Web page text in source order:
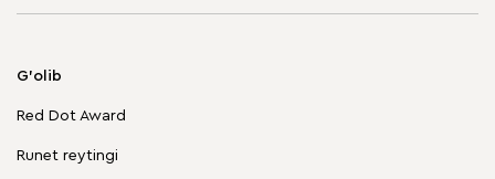
G'olib
Red Dot Award
Runet reytingi